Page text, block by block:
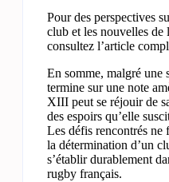
Pour des perspectives
club et les nouvelles de
consultez l’article
En somme, malgré une
termine sur une note
XIII peut se réjouir de
des espoirs qu’elle
Les défis rencontrés ne
la détermination d’un
s’établir durablement
rugby français.